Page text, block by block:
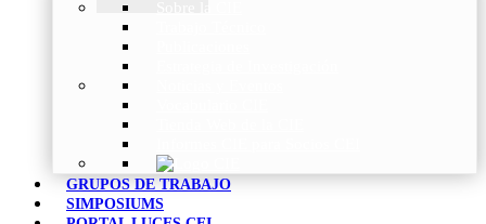
GRUPOS DE TRABAJO
SIMPOSIUMS